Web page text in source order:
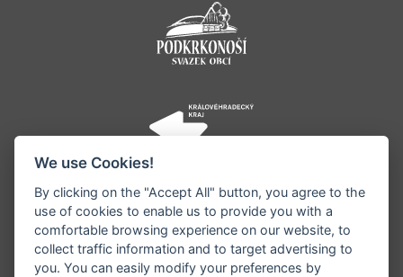
We use Cookies!
By clicking on the "Accept All" button, you agree to the
use of cookies to enable us to provide you with a
comfortable browsing experience on our website, to
collect traffic information and to target advertising to
you. You can easily modify your preferences by